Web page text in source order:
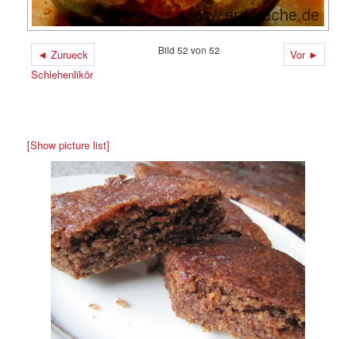
◄ Zurueck Vor ►
Bild 52 von 52
Schlehenlikör
[Show picture list]